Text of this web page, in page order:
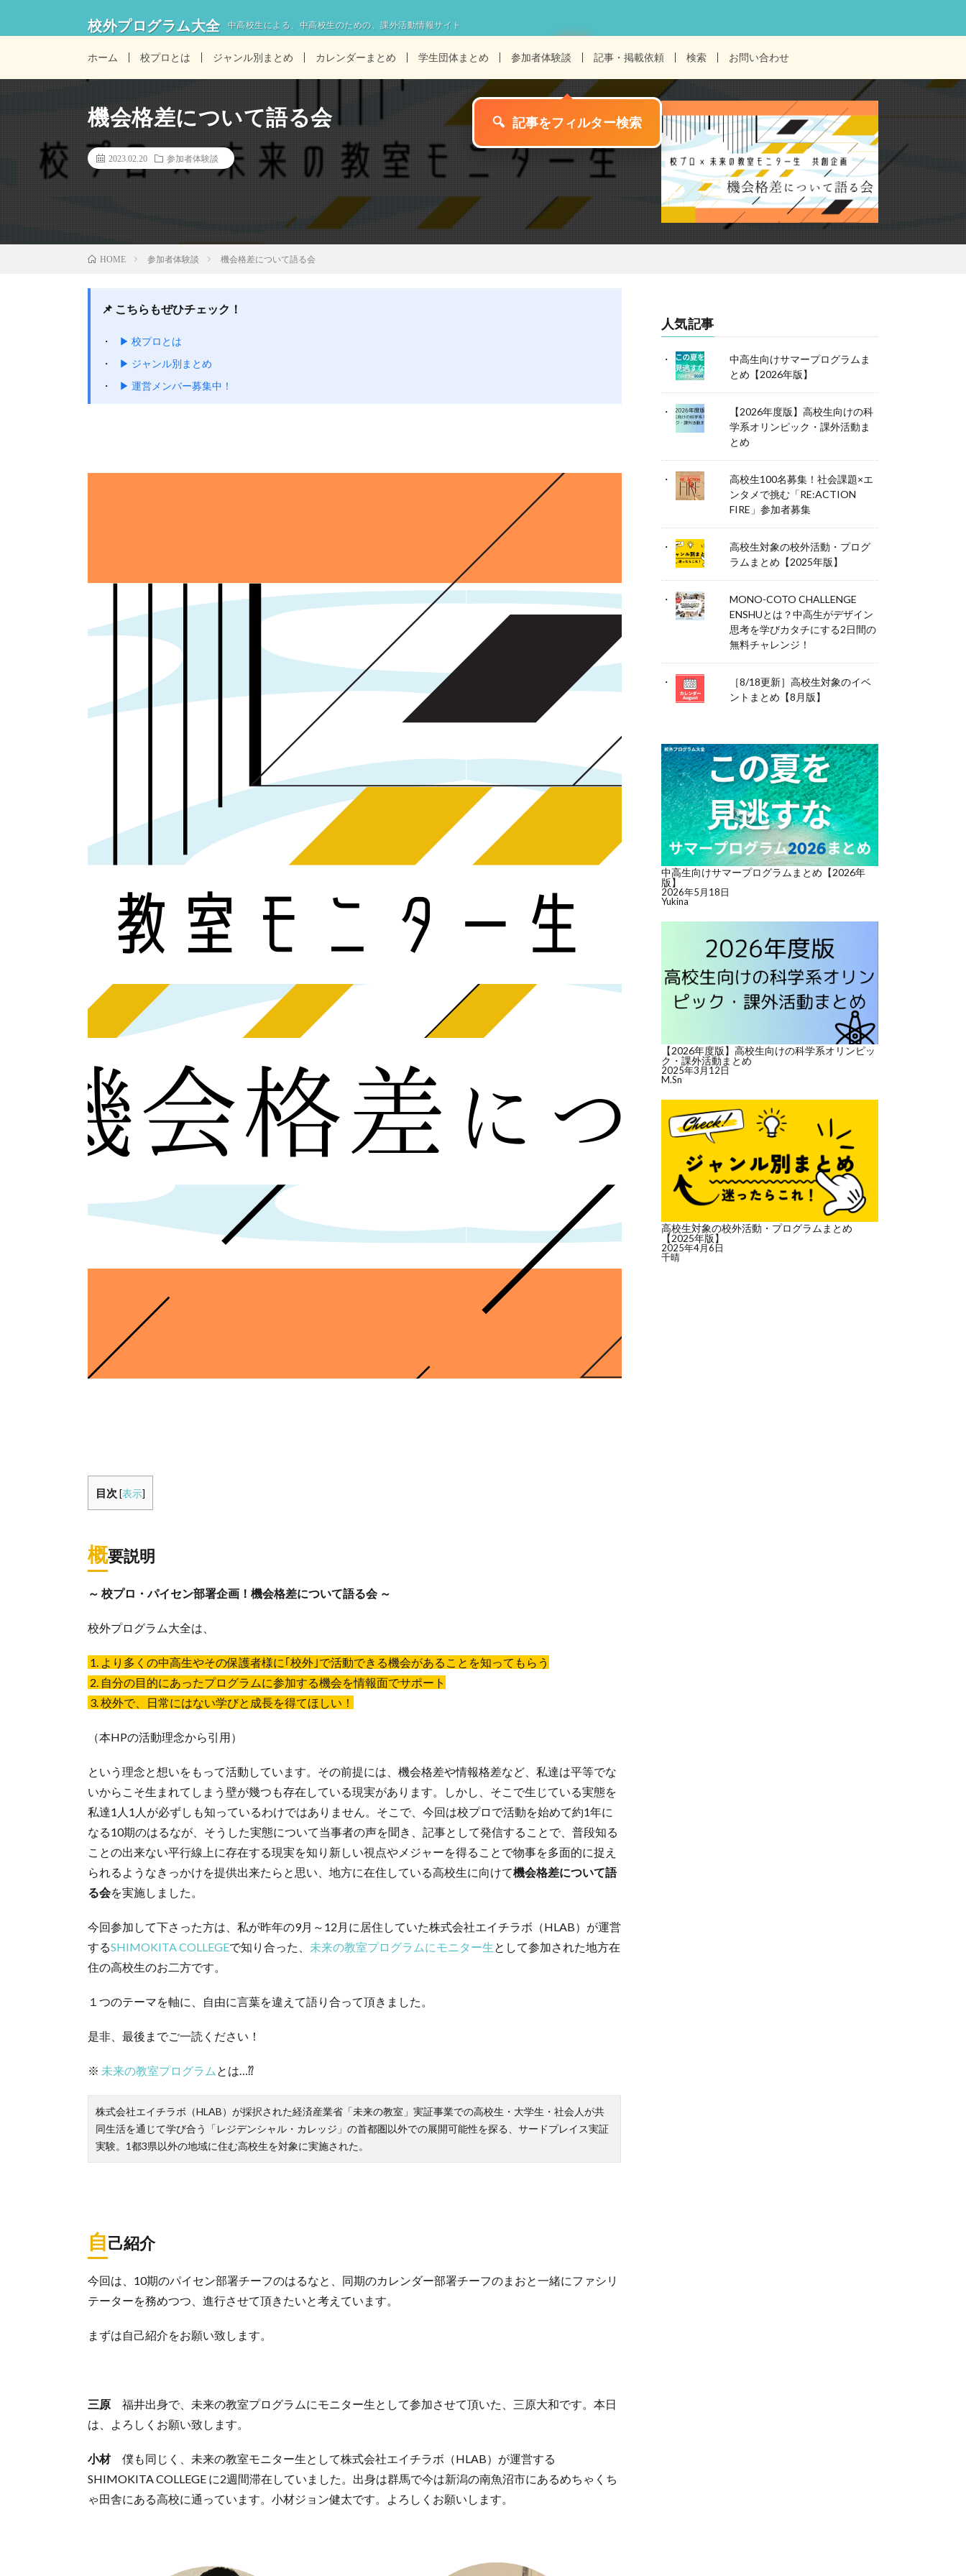
校外プログラム大全 中高校生による、中高校生のための、課外活動情報サイト
ホーム 校プロとは ジャンル別まとめ カレンダーまとめ 学生団体まとめ 参加者体験談 記事・掲載依頼 検索 お問い合わせ
機会格差について語る会
2023.02.20 参加者体験談
HOME 参加者体験談 機会格差について語る会
📌 こちらもぜひチェック！
▶ 校プロとは
▶ ジャンル別まとめ
▶ 運営メンバー募集中！
目次 [表示]
概要説明
～ 校プロ・パイセン部署企画！機会格差について語る会 ～
校外プログラム大全は、
1. より多くの中高生やその保護者様に｢校外｣で活動できる機会があることを知ってもらう
2. 自分の目的にあったプログラムに参加する機会を情報面でサポート
3. 校外で、日常にはない学びと成長を得てほしい！
（本HPの活動理念から引用）
という理念と想いをもって活動しています。その前提には、機会格差や情報格差など、私達は平等でな
いからこそ生まれてしまう壁が幾つも存在している現実があります。しかし、そこで生じている実態を
私達1人1人が必ずしも知っているわけではありません。そこで、今回は校プロで活動を始めて約1年に
なる10期のはるなが、そうした実態について当事者の声を聞き、記事として発信することで、普段知る
ことの出来ない平行線上に存在する現実を知り新しい視点やメジャーを得ることで物事を多面的に捉え
られるようなきっかけを提供出来たらと思い、地方に在住している高校生に向けて機会格差について語
る会を実施しました。
今回参加して下さった方は、私が昨年の9月～12月に居住していた株式会社エイチラボ（HLAB）が運営
するSHIMOKITA COLLEGEで知り合った、 未来の教室プログラムにモニター生 として参加された地方在
住の高校生のお二方です。
１つのテーマを軸に、自由に言葉を違えて語り合って頂きました。
是非、最後までご一読ください！
※ 未来の教室プログラム とは…⁇
株式会社エイチラボ（HLAB）が採択された経済産業省「未来の教室」実証事業での高校生・大学生・社会人が共
同生活を通じて学び合う「レジデンシャル・カレッジ」の首都圏以外での展開可能性を探る、サードプレイス実証
実験。1都3県以外の地域に住む高校生を対象に実施された。
自己紹介
今回は、10期のパイセン部署チーフのはるなと、同期のカレンダー部署チーフのまおと一緒にファシリ
テーターを務めつつ、進行させて頂きたいと考えています。
まずは自己紹介をお願い致します。
三原 福井出身で、未来の教室プログラムにモニター生として参加させて頂いた、三原大和です。本日
は、よろしくお願い致します。
小材 僕も同じく、未来の教室モニター生として株式会社エイチラボ（HLAB）が運営する
SHIMOKITA COLLEGE に2週間滞在していました。出身は群馬で今は新潟の南魚沼市にあるめちゃくち
ゃ田舎にある高校に通っています。小材ジョン健太です。よろしくお願いします。
人気記事
中高生向けサマープログラムま
とめ【2026年版】
【2026年度版】高校生向けの科
学系オリンピック・課外活動ま
とめ
高校生100名募集！社会課題×エ
ンタメで挑む「RE:ACTION
FIRE」参加者募集
高校生対象の校外活動・プログ
ラムまとめ【2025年版】
MONO-COTO CHALLENGE
ENSHUとは？中高生がデザイン
思考を学びカタチにする2日間の
無料チャレンジ！
［8/18更新］高校生対象のイベ
ントまとめ【8月版】
中高生向けサマープログラムまとめ【2026年
版】
2026年5月18日
Yukina
【2026年度版】高校生向けの科学系オリンピッ
ク・課外活動まとめ
2025年3月12日
M.Sn
高校生対象の校外活動・プログラムまとめ
【2025年版】
2025年4月6日
千晴
🔍 記事をフィルター検索